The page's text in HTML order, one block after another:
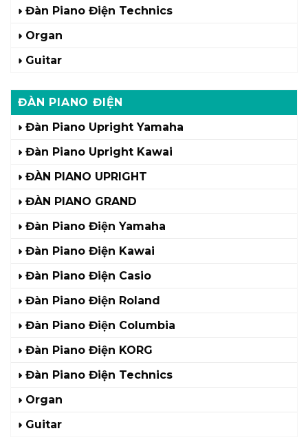
Đàn Piano Điện Technics
Organ
Guitar
ĐÀN PIANO ĐIỆN
Đàn Piano Upright Yamaha
Đàn Piano Upright Kawai
ĐÀN PIANO UPRIGHT
ĐÀN PIANO GRAND
Đàn Piano Điện Yamaha
Đàn Piano Điện Kawai
Đàn Piano Điện Casio
Đàn Piano Điện Roland
Đàn Piano Điện Columbia
Đàn Piano Điện KORG
Đàn Piano Điện Technics
Organ
Guitar